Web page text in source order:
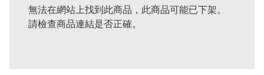
無法在網站上找到此商品，此商品可能已下架。
請檢查商品連結是否正確。